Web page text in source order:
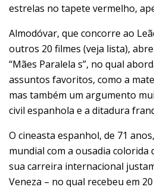
estrelas no tapete vermelho,
Almodóvar, que concorre ao
outros 20 filmes (veja lista),
“Mães Paralela s”, no qual
assuntos favoritos, como a
mas também um argumento
civil espanhola e a ditadura
O cineasta espanhol, de 71
mundial com a ousadia colorida
sua carreira internacional
Veneza – no qual recebeu em